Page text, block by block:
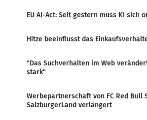
EU AI-Act: Seit gestern muss KI sich
Hitze beeinflusst das
"Das Suchverhalten im Web
stark"
Werbepartnerschaft von FC Red Bull
SalzburgerLand verlängert